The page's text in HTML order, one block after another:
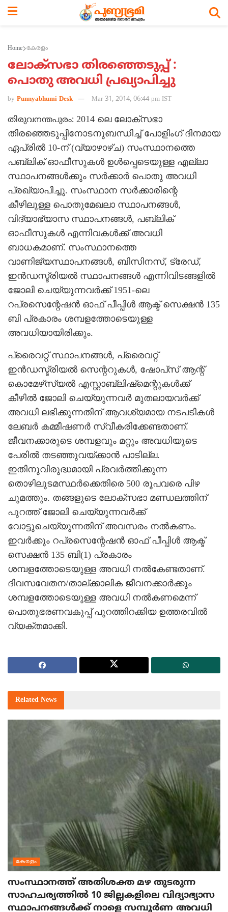
Home കേരളം
ലോക്‌സഭാ തിരഞ്ഞെടുപ്പ് :
പൊതു അവധി പ്രഖ്യാപിച്ചു
by Punnyabhumi Desk Mar 31, 2014, 06:44 pm IST
തിരുവനന്തപുരം: 2014 ലെ ലോക്‌സഭാ
തിരഞ്ഞെടുപ്പിനോടനുബന്ധിച്ച് പോളിംഗ് ദിനമായ
ഏപ്രില്‍ 10-ന് (വ്യാഴാഴ്ച) സംസ്ഥാനത്തെ
പബ്ലിക് ഓഫീസുകള്‍ ഉള്‍പ്പെടെയുള്ള എല്ലാ
സ്ഥാപനങ്ങള്‍ക്കും സര്‍ക്കാര്‍ പൊതു അവധി
പ്രഖ്യാപിച്ചു. സംസ്ഥാന സര്‍ക്കാരിന്റെ
കീഴിലുള്ള പൊതുമേഖലാ സ്ഥാപനങ്ങള്‍,
വിദ്യാഭ്യാസ സ്ഥാപനങ്ങള്‍, പബ്ലിക്
ഓഫീസുകള്‍ എന്നിവകള്‍ക്ക് അവധി
ബാധകമാണ്. സംസ്ഥാനത്തെ
വാണിജ്യസ്ഥാപനങ്ങള്‍, ബിസിനസ്, ട്രേഡ്,
ഇന്‍ഡസ്ട്രിയല്‍ സ്ഥാപനങ്ങള്‍ എന്നിവിടങ്ങളില്‍
ജോലി ചെയ്യുന്നവര്‍ക്ക് 1951-ലെ
റപ്രസെന്റേഷന്‍ ഓഫ് പീപ്പിള്‍ ആക്ട് സെക്ഷന്‍ 135
ബി പ്രകാരം ശമ്പളത്തോടെയുള്ള
അവധിയായിരിക്കും.
പ്രൈവറ്റ് സ്ഥാപനങ്ങള്‍, പ്രൈവറ്റ്
ഇന്‍ഡസ്ട്രിയല്‍ സെന്ററുകള്‍, ഷോപ്‌സ് ആന്റ്
കൊമേഴ്‌സ്യല്‍ എസ്റ്റാബ്ലിഷ്‌മെന്റുകള്‍ക്ക്
കീഴില്‍ ജോലി ചെയ്യുന്നവര്‍ മുതലായവര്‍ക്ക്
അവധി ലഭിക്കുന്നതിന് ആവശ്യമായ നടപടികള്‍
ലേബര്‍ കമ്മീഷണര്‍ സ്വീകരിക്കേണ്ടതാണ്.
ജീവനക്കാരുടെ ശമ്പളവും മറ്റും അവധിയുടെ
പേരില്‍ തടഞ്ഞുവയ്ക്കാന്‍ പാടില്ല.
ഇതിനുവിരുദ്ധമായി പ്രവര്‍ത്തിക്കുന്ന
തൊഴിലുടമസ്ഥര്‍ക്കെതിരെ 500 രൂപവരെ പിഴ
ചുമത്തും. തങ്ങളുടെ ലോക്‌സഭാ മണ്ഡലത്തിന്
പുറത്ത് ജോലി ചെയ്യുന്നവര്‍ക്ക്
വോട്ടുചെയ്യുന്നതിന് അവസരം നല്‍കണം.
ഇവര്‍ക്കും റപ്രസെന്റേഷന്‍ ഓഫ് പീപ്പിള്‍ ആക്ട്
സെക്ഷന്‍ 135 ബി(1) പ്രകാരം
ശമ്പളത്തോടെയുള്ള അവധി നല്‍കേണ്ടതാണ്.
ദിവസവേതന/താല്ക്കാലിക ജീവനക്കാര്‍ക്കും
ശമ്പളത്തോടെയുള്ള അവധി നല്‍കണമെന്ന്
പൊതുഭരണവകുപ്പ് പുറത്തിറക്കിയ ഉത്തരവില്‍
വ്യക്തമാക്കി.
Related News
കേരളം
സംസ്ഥാനത്ത് അതിശക്ത മഴ തുടരുന്ന
സാഹചര്യത്തിൽ 10 ജില്ലകളിലെ വിദ്യാഭ്യാസ
സ്ഥാപനങ്ങൾക്ക് നാളെ സമ്പൂർണ അവധി